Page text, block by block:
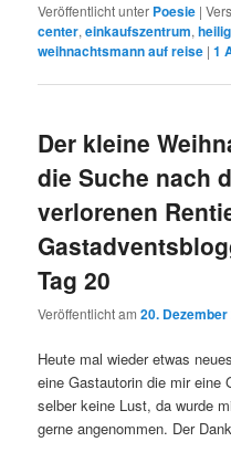
Veröffentlicht unter Poesie |
center,einkaufszentrum,
weihnachtsmann auf reise |1
Der kleine
die Suche nach
verlorenen
Tag 20
Veröffentlicht am20. Dezember
Heute mal wieder etwas
eine Gastautorin die mir eine
selber keine Lust, da wurde
gerne angenommen. Der